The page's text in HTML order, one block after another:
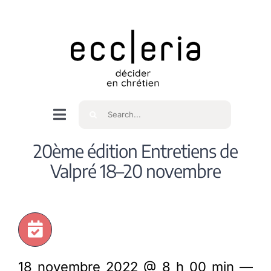
Navigation
à
bascule
Accueil
Intéressés
Rechercher
20ème édition Entretiens de
Valpré 18–20 novembre
18 novembre 2022 @ 8 h 00 min —